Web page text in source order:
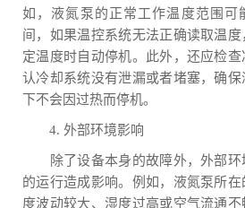
如，液氮泵的正常工作温度范围可
间，如果温控系统无法正确读取温
定温度时自动停机。此外，还应检
认冷却系统没有泄漏或者堵塞，确
下不会因过热而停机。
4. 外部环境影响
除了设备本身的故障外，外部环
的运行造成影响。例如，液氮泵所
度波动较大、湿度过高或空气流通